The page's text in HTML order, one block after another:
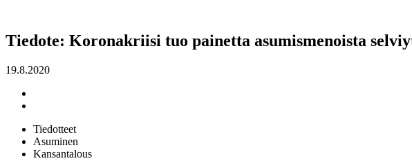
Tiedote: Koronakriisi tuo painetta asumismenoista
19.8.2020
Tiedotteet
Asuminen
Kansantalous